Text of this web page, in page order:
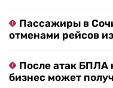
Пассажиры в
отменами рейсов
После атак БПЛА
бизнес может